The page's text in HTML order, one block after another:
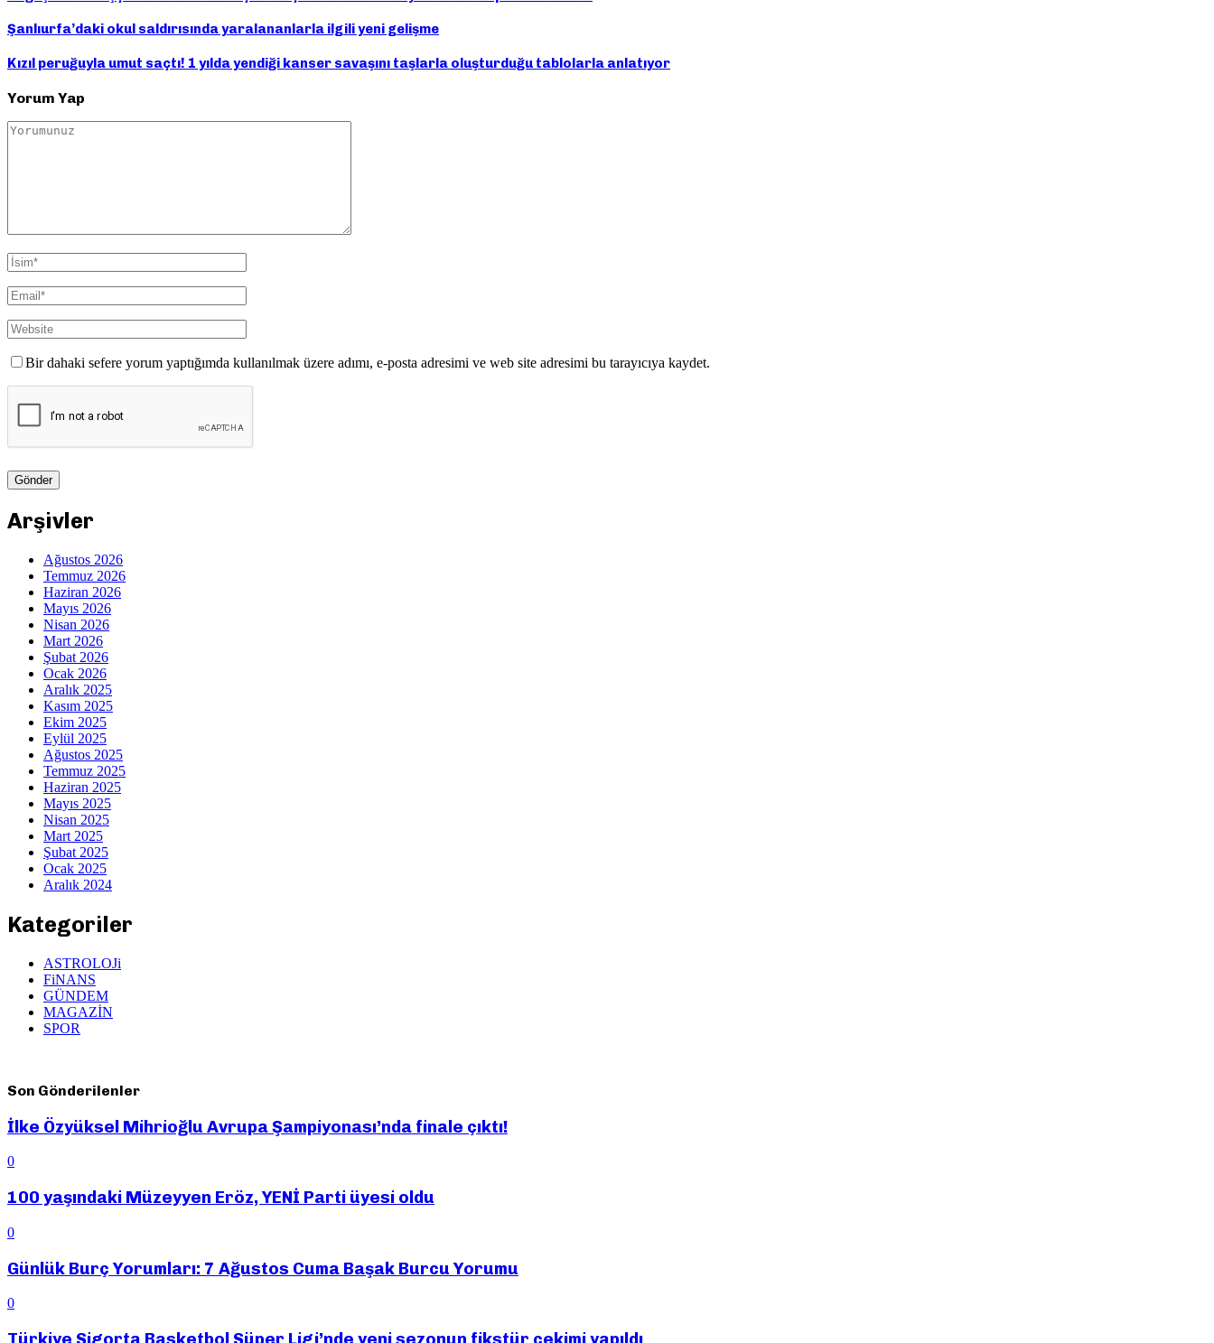
Şanlıurfa’daki okul saldırısında yaralananlarla ilgili yeni gelişme
Kızıl peruğuyla umut saçtı! 1 yılda yendiği kanser savaşını taşlarla oluşturduğu tablolarla anlatıyor
Yorum Yap
Bir dahaki sefere yorum yaptığımda kullanılmak üzere adımı, e-posta adresimi ve web site adresimi bu tarayıcıya kaydet.
Arşivler
Ağustos 2026
Temmuz 2026
Haziran 2026
Mayıs 2026
Nisan 2026
Mart 2026
Şubat 2026
Ocak 2026
Aralık 2025
Kasım 2025
Ekim 2025
Eylül 2025
Ağustos 2025
Temmuz 2025
Haziran 2025
Mayıs 2025
Nisan 2025
Mart 2025
Şubat 2025
Ocak 2025
Aralık 2024
Kategoriler
ASTROLOJi
FiNANS
GÜNDEM
MAGAZİN
SPOR
Son Gönderilenler
İlke Özyüksel Mihrioğlu Avrupa Şampiyonası’nda finale çıktı!
0
100 yaşındaki Müzeyyen Eröz, YENİ Parti üyesi oldu
0
Günlük Burç Yorumları: 7 Ağustos Cuma Başak Burcu Yorumu
0